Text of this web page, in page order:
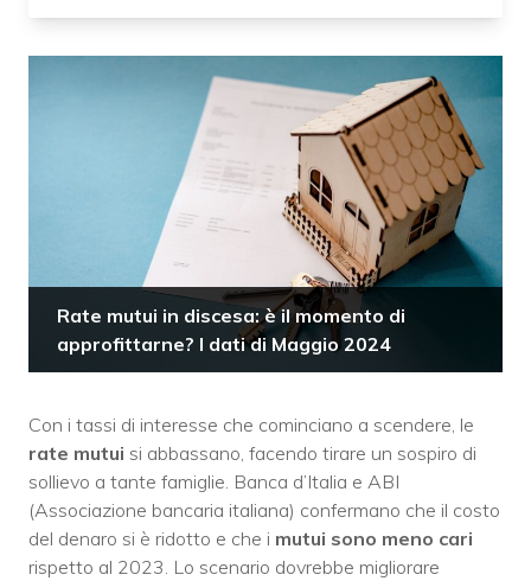
Rate mutui in discesa: è il momento di
approfittarne? I dati di Maggio 2024
Con i tassi di interesse che cominciano a scendere, le
rate mutui si abbassano, facendo tirare un sospiro di
sollievo a tante famiglie. Banca d’Italia e ABI
(Associazione bancaria italiana) confermano che il costo
del denaro si è ridotto e che i mutui sono meno cari
rispetto al 2023. Lo scenario dovrebbe migliorare